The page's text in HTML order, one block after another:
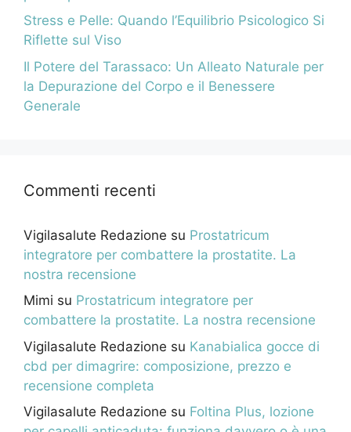
Stress e Pelle: Quando l’Equilibrio Psicologico Si
Riflette sul Viso
Il Potere del Tarassaco: Un Alleato Naturale per
la Depurazione del Corpo e il Benessere
Generale
Commenti recenti
Vigilasalute Redazione su Prostatricum
integratore per combattere la prostatite. La
nostra recensione
Mimi su Prostatricum integratore per
combattere la prostatite. La nostra recensione
Vigilasalute Redazione su Kanabialica gocce di
cbd per dimagrire: composizione, prezzo e
recensione completa
Vigilasalute Redazione su Foltina Plus, lozione